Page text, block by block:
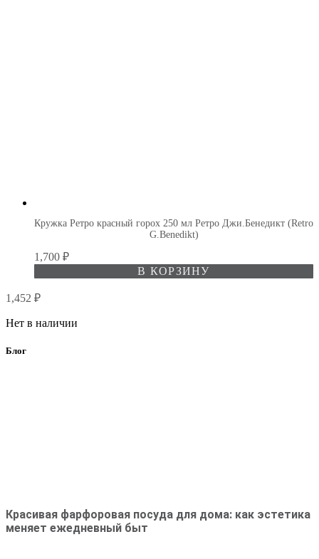
Кружка Ретро красный горох 250 мл Ретро Джи.Бенедикт (Retro
G.Benedikt)
1,700 ₽
В КОРЗИНУ
1,452 ₽
Нет в наличии
Блог
Красивая фарфоровая посуда для дома: как эстетика
меняет ежедневный быт